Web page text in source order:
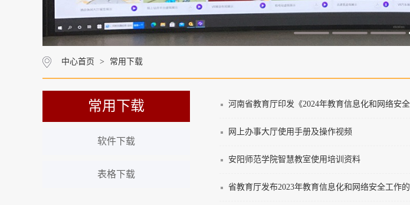
中心首页 > 常用下载
常用下载
软件下载
表格下载
河南省教育厅印发《2024年教育信息化和网络安
网上办事大厅使用手册及操作视频
安阳师范学院智慧教室使用培训资料
省教育厅发布2023年教育信息化和网络安全工作